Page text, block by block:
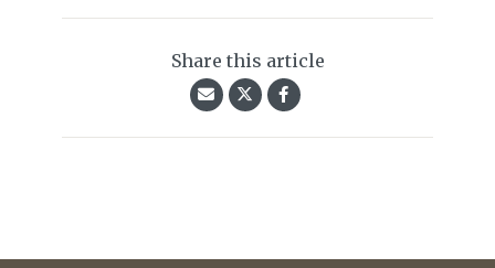
Share this article